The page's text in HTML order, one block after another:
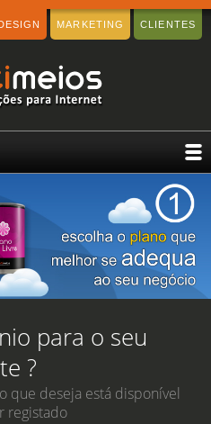
CLIENTES
MARKETING
para o seu
?
que deseja está disponível
registado